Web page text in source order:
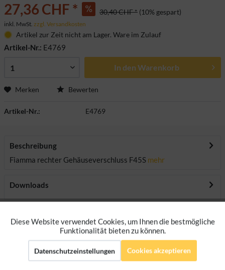
27,36 CHF * 30,40 CHF * (10% gespart)
inkl. MwSt. zzgl. Versandkosten
Artikel zur Zeit nicht am Lager. Ware im Zulauf
Artikel-Nr.: E4769
In den Warenkorb
Merken Bewerten
Artikel-Nr.: E4769
Beschreibung
Fiamma rechter Gehäuseverschluss F45S mehr
Downloads
Bewertungen lesen, schreiben und diskutieren...
Ersatzteile
Funktionale Aktiv
Marketing Aktiv
Diese Website verwendet Cookies, um Ihnen die bestmögliche
Funktionalität bieten zu können.
Datenschutzeinstellungen Cookies akzeptieren